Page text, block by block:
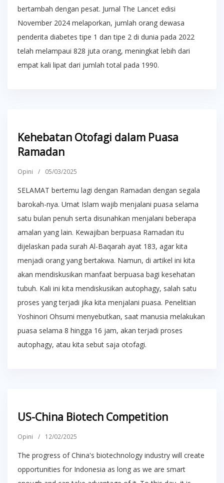
bertambah dengan pesat. Jurnal The Lancet edisi
November 2024 melaporkan, jumlah orang dewasa
penderita diabetes tipe 1 dan tipe 2 di dunia pada 2022
telah melampaui 828 juta orang, meningkat lebih dari
empat kali lipat dari jumlah total pada 1990.
Kehebatan Otofagi dalam Puasa
Ramadan
Opini / 05/03/2025
SELAMAT bertemu lagi dengan Ramadan dengan segala
barokah-nya. Umat Islam wajib menjalani puasa selama
satu bulan penuh serta disunahkan menjalani beberapa
amalan yang lain. Kewajiban berpuasa Ramadan itu
dijelaskan pada surah Al-Baqarah ayat 183, agar kita
menjadi orang yang bertakwa. Namun, di artikel ini kita
akan mendiskusikan manfaat berpuasa bagi kesehatan
tubuh. Kali ini kita mendiskusikan autophagy, salah satu
proses yang terjadi jika kita menjalani puasa. Penelitian
Yoshinori Ohsumi menyebutkan, saat manusia melakukan
puasa selama 8 hingga 16 jam, akan terjadi proses
autophagy, atau kita sebut saja otofagi.
US-China Biotech Competition
Opini / 12/02/2025
The progress of China's biotechnology industry will create
opportunities for Indonesia as long as we are smart